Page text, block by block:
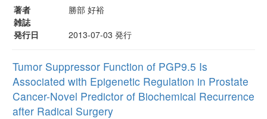
著者
勝部 好裕
雑誌
発行日
2013-07-03 発行
Tumor Suppressor Function of PGP9.5 Is
Associated with Epigenetic Regulation in Prostate
Cancer-Novel Predictor of Biochemical Recurrence
after Radical Surgery